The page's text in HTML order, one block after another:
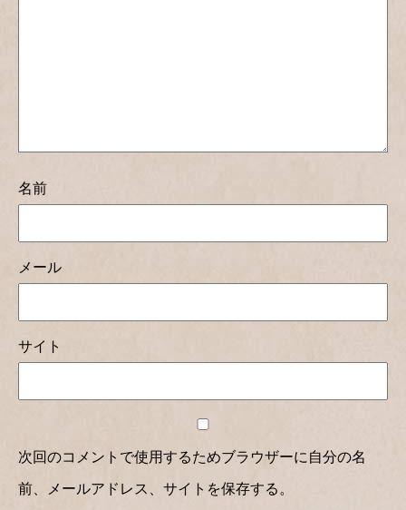
名前
メール
サイト
次回のコメントで使用するためブラウザーに自分の名
前、メールアドレス、サイトを保存する。